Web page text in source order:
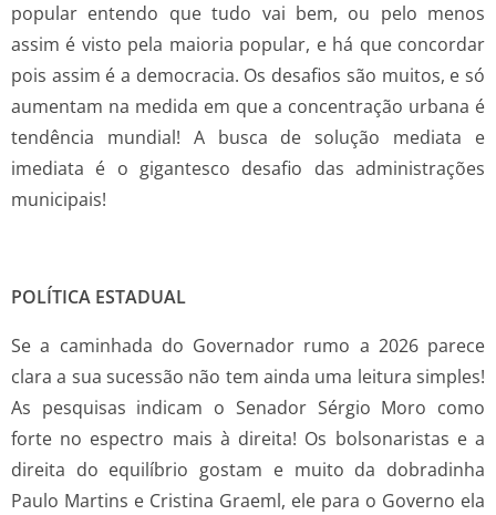
popular entendo que tudo vai bem, ou pelo menos
assim é visto pela maioria popular, e há que concordar
pois assim é a democracia. Os desafios são muitos, e só
aumentam na medida em que a concentração urbana é
tendência mundial! A busca de solução mediata e
imediata é o gigantesco desafio das administrações
municipais!
POLÍTICA ESTADUAL
Se a caminhada do Governador rumo a 2026 parece
clara a sua sucessão não tem ainda uma leitura simples!
As pesquisas indicam o Senador Sérgio Moro como
forte no espectro mais à direita! Os bolsonaristas e a
direita do equilíbrio gostam e muito da dobradinha
Paulo Martins e Cristina Graeml, ele para o Governo ela